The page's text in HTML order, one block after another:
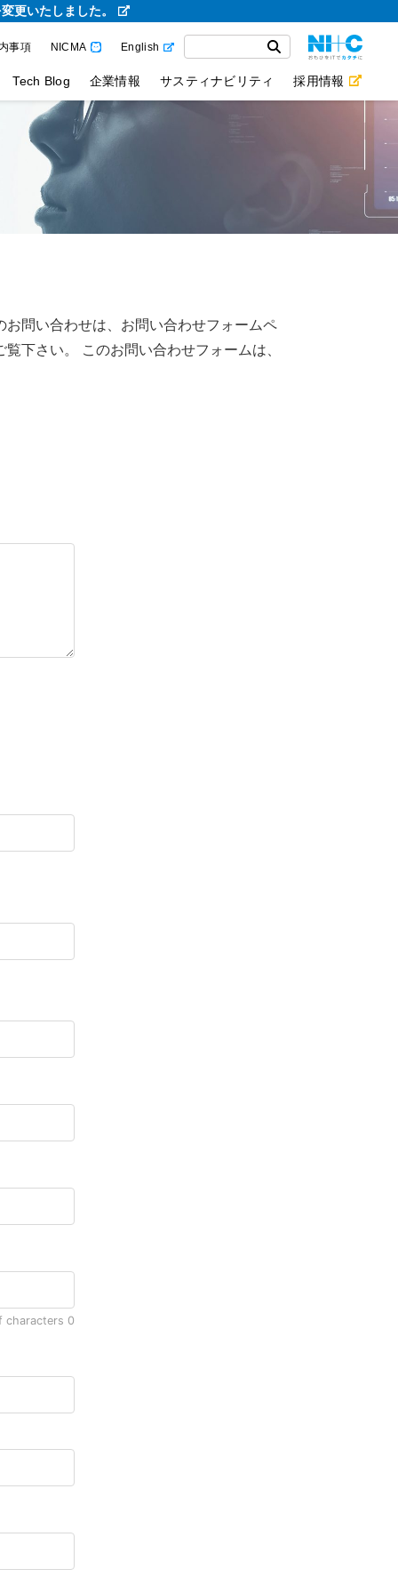
更いたしました。
事項 NICMA English
Tech Blog 企業情報 サスティナビリティ 採用情報
問い合わせは、お問い合わせフォームペ
下さい。 このお問い合わせフォームは、